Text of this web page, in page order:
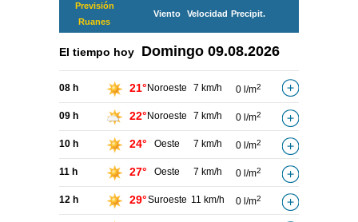
Previsión
Ruanes
Viento Velocidad Precipit.
El tiempo hoy Domingo 09.08.2026
08 h 21° Noroeste 7 km/h 0 l/m2
09 h 22° Noroeste 7 km/h 0 l/m2
10 h 24° Oeste 7 km/h 0 l/m2
11 h 27° Oeste 7 km/h 0 l/m2
12 h 29°Suroeste 11 km/h 0 l/m2